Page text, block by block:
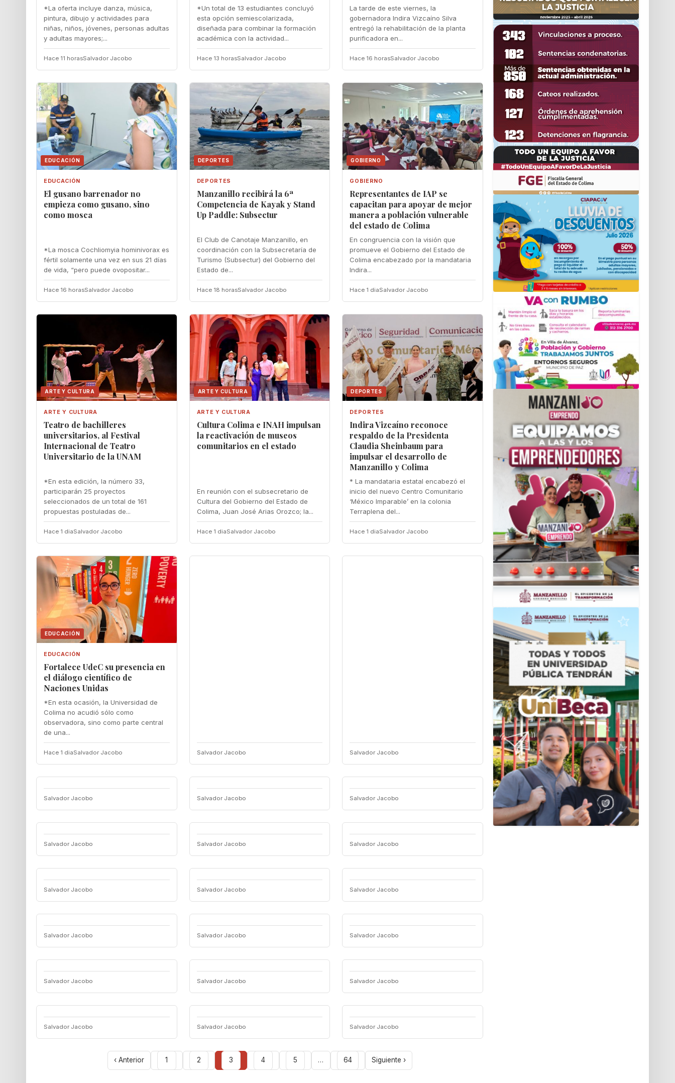
*La oferta incluye danza, música,
pintura, dibujo y actividades para
niñas, niños, jóvenes, personas adultas
y adultas mayores;...
Hace 11 horasSalvador Jacobo
*Un total de 13 estudiantes concluyó
esta opción semiescolarizada,
diseñada para combinar la formación
académica con la actividad...
Hace 13 horasSalvador Jacobo
La tarde de este viernes, la
gobernadora Indira Vizcaíno Silva
entregó la rehabilitación de la planta
purificadora en...
Hace 16 horasSalvador Jacobo
EDUCACIÓN
EDUCACIÓN
El gusano barrenador no
empieza como gusano, sino
como mosca
*La mosca Cochliomyia hominivorax es
fértil solamente una vez en sus 21 días
de vida, “pero puede ovopositar...
Hace 16 horasSalvador Jacobo
DEPORTES
DEPORTES
Manzanillo recibirá la 6ª
Competencia de Kayak y Stand
Up Paddle: Subsectur
El Club de Canotaje Manzanillo, en
coordinación con la Subsecretaría de
Turismo (Subsectur) del Gobierno del
Estado de...
Hace 18 horasSalvador Jacobo
GOBIERNO
GOBIERNO
Representantes de IAP se
capacitan para apoyar de mejor
manera a población vulnerable
del estado de Colima
En congruencia con la visión que
promueve el Gobierno del Estado de
Colima encabezado por la mandataria
Indira...
Hace 1 diaSalvador Jacobo
ARTE Y CULTURA
ARTE Y CULTURA
Teatro de bachilleres
universitarios, al Festival
Internacional de Teatro
Universitario de la UNAM
*En esta edición, la número 33,
participarán 25 proyectos
seleccionados de un total de 161
propuestas postuladas de...
Hace 1 diaSalvador Jacobo
ARTE Y CULTURA
ARTE Y CULTURA
Cultura Colima e INAH impulsan
la reactivación de museos
comunitarios en el estado
En reunión con el subsecretario de
Cultura del Gobierno del Estado de
Colima, Juan José Arias Orozco; la...
Hace 1 diaSalvador Jacobo
DEPORTES
DEPORTES
Indira Vizcaíno reconoce
respaldo de la Presidenta
Claudia Sheinbaum para
impulsar el desarrollo de
Manzanillo y Colima
* La mandataria estatal encabezó el
inicio del nuevo Centro Comunitario
‘México Imparable’ en la colonia
Terraplena del...
Hace 1 diaSalvador Jacobo
EDUCACIÓN
EDUCACIÓN
Fortalece UdeC su presencia en
el diálogo científico de
Naciones Unidas
*En esta ocasión, la Universidad de
Colima no acudió sólo como
observadora, sino como parte central
de una...
Hace 1 diaSalvador Jacobo Salvador Jacobo Salvador Jacobo
Salvador Jacobo Salvador Jacobo Salvador Jacobo
Salvador Jacobo Salvador Jacobo Salvador Jacobo
Salvador Jacobo Salvador Jacobo Salvador Jacobo
Salvador Jacobo Salvador Jacobo Salvador Jacobo
Salvador Jacobo Salvador Jacobo Salvador Jacobo
Salvador Jacobo Salvador Jacobo Salvador Jacobo
‹ Anterior 1 2 3 4 5 … 64 Siguiente ›